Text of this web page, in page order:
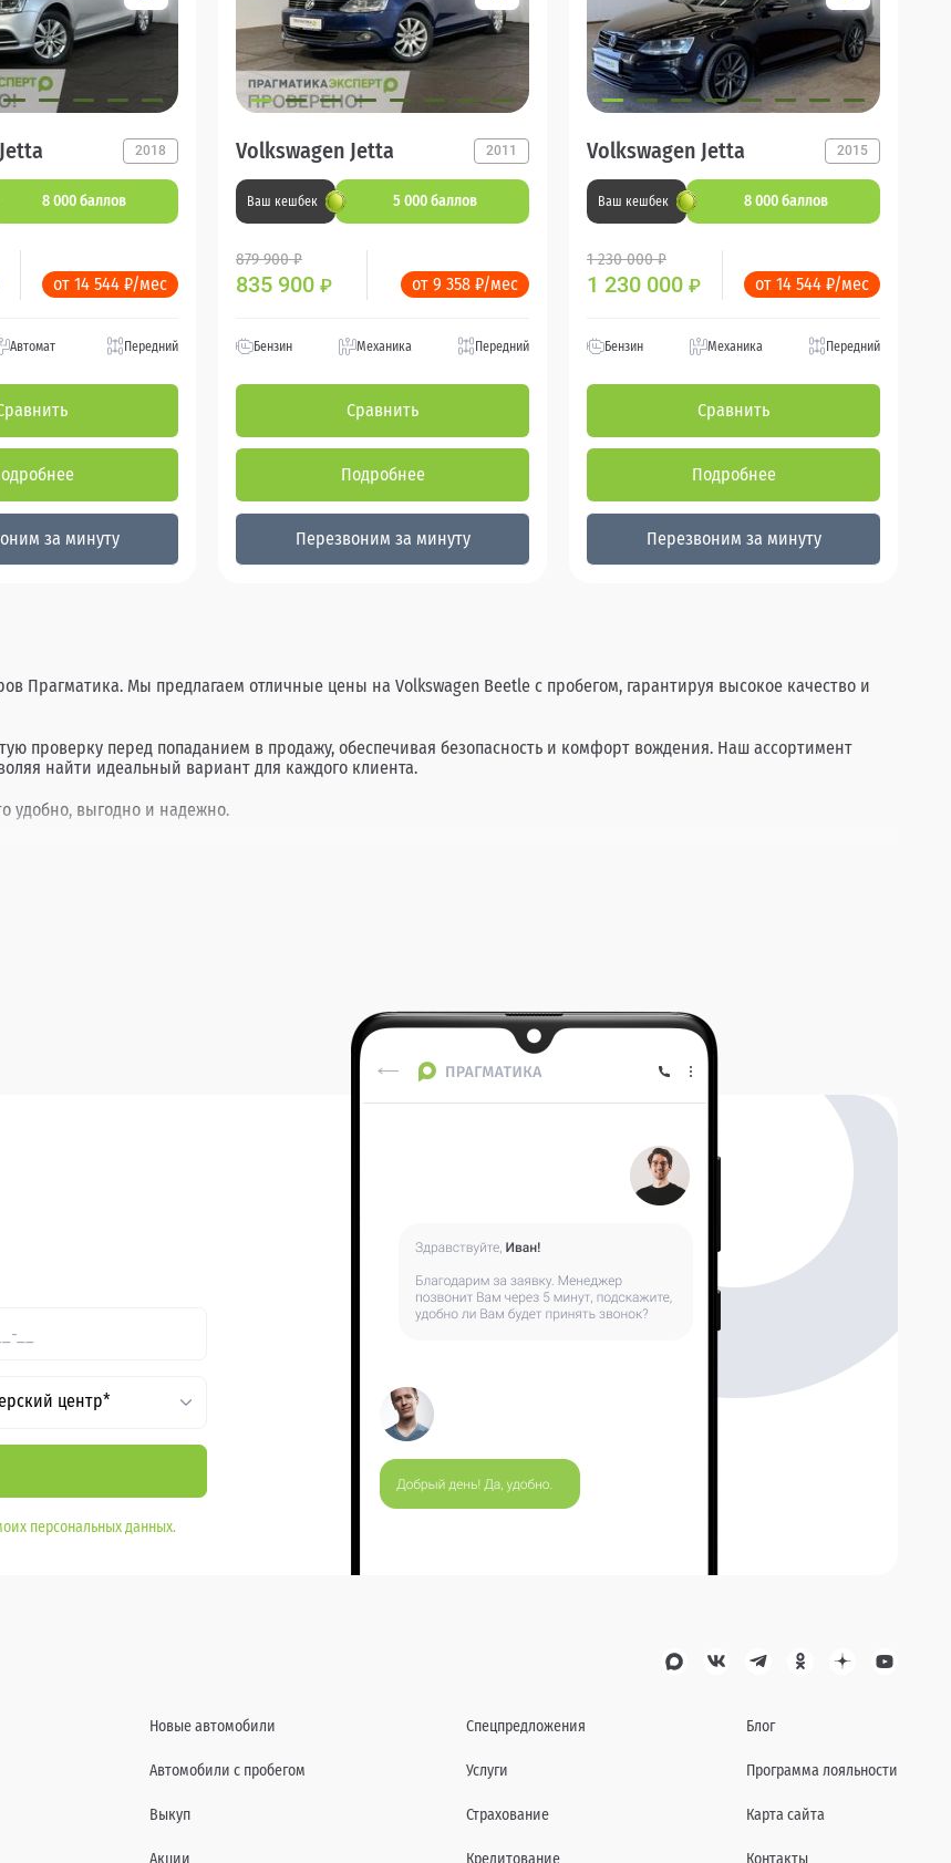
2018
8 000 баллов
от 14 544 ₽/мес
Автомат Передний
за минуту
Volkswagen Jetta 2011
Ваш кешбек 5 000 баллов
879 900 ₽
835 900 ₽ от 9 358 ₽/мес
Бензин Механика Передний
Сравнить
Подробнее
Перезвоним за минуту
Volkswagen Jetta 2015
Ваш кешбек 8 000 баллов
1 230 000 ₽
1 230 000 ₽ от 14 544 ₽/мес
Бензин Механика Передний
Сравнить
Подробнее
Перезвоним за минуту
Прагматика. Мы предлагаем отличные цены на Volkswagen Beetle с пробегом, гарантируя высокое качество и
проверку перед попаданием в продажу, обеспечивая безопасность и комфорт вождения. Наш ассортимент
найти идеальный вариант для каждого клиента.
удобно, выгодно и надежно.
центр*
персональных данных.
Новые автомобили
Автомобили с пробегом
Выкуп
Акции
Спецпредложения
Услуги
Страхование
Кредитование
Блог
Программа лояльности
Карта сайта
Контакты